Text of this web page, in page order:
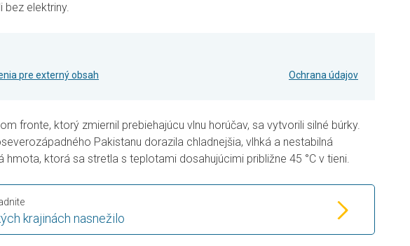
bez elektriny.
pre externý obsah Ochrana údajov
fronte, ktorý zmiernil prebiehajúcu vlnu horúčav, sa vytvorili silné búrky.
Pakistanu dorazila chladnejšia, vlhká a nestabilná
hmota, ktorá sa stretla s teplotami dosahujúcimi približne 45 °C v tieni.
krajinách nasnežilo